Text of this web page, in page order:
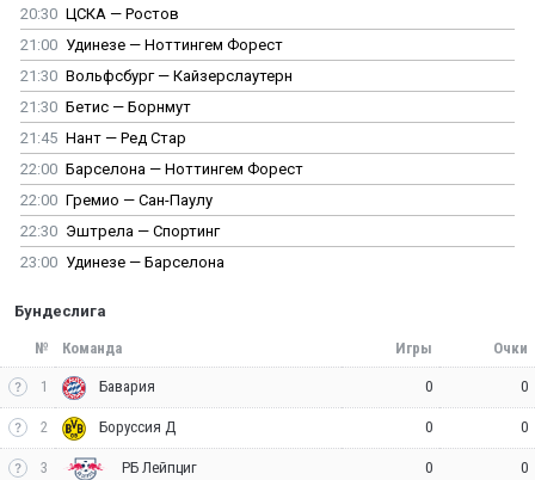
20:30 ЦСКА — Ростов
21:00 Удинезе — Ноттингем Форест
21:30 Вольфсбург — Кайзерслаутерн
21:30 Бетис — Борнмут
21:45 Нант — Ред Стар
22:00 Барселона — Ноттингем Форест
22:00 Гремио — Сан-Паулу
22:30 Эштрела — Спортинг
23:00 Удинезе — Барселона
Бундеслига
№ Команда Игры Очки
1 Бавария 0 0
2 Боруссия Д 0 0
3 РБ Лейпциг 0 0